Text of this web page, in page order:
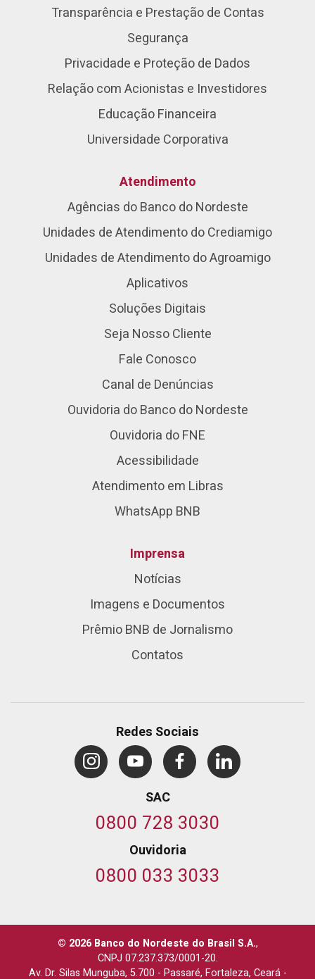
Transparência e Prestação de Contas
Segurança
Privacidade e Proteção de Dados
Relação com Acionistas e Investidores
Educação Financeira
Universidade Corporativa
Atendimento
Agências do Banco do Nordeste
Unidades de Atendimento do Crediamigo
Unidades de Atendimento do Agroamigo
Aplicativos
Soluções Digitais
Seja Nosso Cliente
Fale Conosco
Canal de Denúncias
Ouvidoria do Banco do Nordeste
Ouvidoria do FNE
Acessibilidade
Atendimento em Libras
WhatsApp BNB
Imprensa
Notícias
Imagens e Documentos
Prêmio BNB de Jornalismo
Contatos
Redes Sociais
SAC
0800 728 3030
Ouvidoria
0800 033 3033
© 2026 Banco do Nordeste do Brasil S.A.,
CNPJ 07.237.373/0001-20.
Av. Dr. Silas Munguba, 5.700 - Passaré, Fortaleza, Ceará-